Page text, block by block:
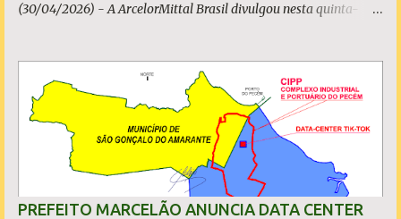
(30/04/2026) - A ArcelorMittal Brasil divulgou nesta quinta-
predatórias, sobretudo da China, e as tarifas impostas pelo
Governo dos Estados Unidos afetaram os resultados financeiros
e operacionais da organização e de todo o setor do aço brasileiro.
Ainda assim, a empresa manteve-se como líder no Brasil, com
42% da produção nacional de aço bruto, os investimentos
programados e permaneceu firme em seus valores de segurança,
sustentabilidade, qualidade e liderança. A produção total de aço
PREFEITO MARCELÃO ANUNCIA DATA CENTER